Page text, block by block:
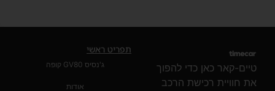
תפריט ראשי
ג'נסיס GV80 קופה
אודות
טיים-קאר כאן כדי להפוך
את חוויית רכישת הרכב